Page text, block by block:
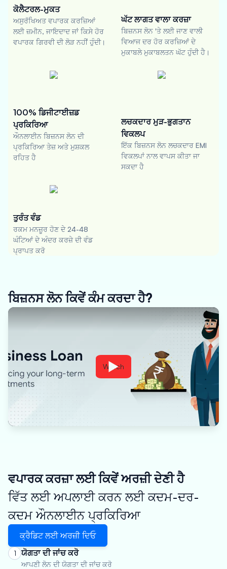
ਕੋਲੈਟਰਲ-ਮੁਕਤ
ਅਸੁਰੱਖਿਅਤ ਵਪਾਰਕ ਕਰਜ਼ਿਆਂ
ਲਈ ਜ਼ਮੀਨ, ਜਾਇਦਾਦ ਜਾਂ ਕਿਸੇ ਹੋਰ
ਵਪਾਰਕ ਗਿਰਵੀ ਦੀ ਲੋੜ ਨਹੀਂ ਹੁੰਦੀ।
ਘੱਟ ਲਾਗਤ ਵਾਲਾ ਕਰਜ਼ਾ
ਬਿਜ਼ਨਸ ਲੋਨ 'ਤੇ ਲਈ ਜਾਣ ਵਾਲੀ
ਵਿਆਜ ਦਰ ਹੋਰ ਕਰਜ਼ਿਆਂ ਦੇ
ਮੁਕਾਬਲੇ ਮੁਕਾਬਲਤਨ ਘੱਟ ਹੁੰਦੀ ਹੈ।
100% ਡਿਜੀਟਾਈਜ਼ਡ
ਪ੍ਰਕਿਰਿਆ
ਔਨਲਾਈਨ ਬਿਜ਼ਨਸ ਲੋਨ ਦੀ
ਪ੍ਰਕਿਰਿਆ ਤੇਜ਼ ਅਤੇ ਮੁਸ਼ਕਲ
ਰਹਿਤ ਹੈ
ਲਚਕਦਾਰ ਮੁੜ-ਭੁਗਤਾਨ
ਵਿਕਲਪ
ਇੱਕ ਬਿਜ਼ਨਸ ਲੋਨ ਲਚਕਦਾਰ EMI
ਵਿਕਲਪਾਂ ਨਾਲ ਵਾਪਸ ਕੀਤਾ ਜਾ
ਸਕਦਾ ਹੈ
ਤੁਰੰਤ ਵੰਡ
ਰਕਮ ਮਨਜ਼ੂਰ ਹੋਣ ਦੇ 24-48
ਘੰਟਿਆਂ ਦੇ ਅੰਦਰ ਕਰਜ਼ੇ ਦੀ ਵੰਡ
ਪ੍ਰਾਪਤ ਕਰੋ
ਬਿਜ਼ਨਸ ਲੋਨ ਕਿਵੇਂ ਕੰਮ ਕਰਦਾ ਹੈ?
Watch
ਵਪਾਰਕ ਕਰਜ਼ਾ ਲਈ ਕਿਵੇਂ ਅਰਜ਼ੀ ਦੇਣੀ ਹੈ
ਵਿੱਤ ਲਈ ਅਪਲਾਈ ਕਰਨ ਲਈ ਕਦਮ-ਦਰ-
ਕਦਮ ਔਨਲਾਈਨ ਪ੍ਰਕਿਰਿਆ
ਕ੍ਰੈਡਿਟ ਲਈ ਅਰਜ਼ੀ ਦਿਓ
1 ਯੋਗਤਾ ਦੀ ਜਾਂਚ ਕਰੋ
ਆਪਣੀ ਲੋਨ ਦੀ ਯੋਗਤਾ ਦੀ ਜਾਂਚ ਕਰੋ